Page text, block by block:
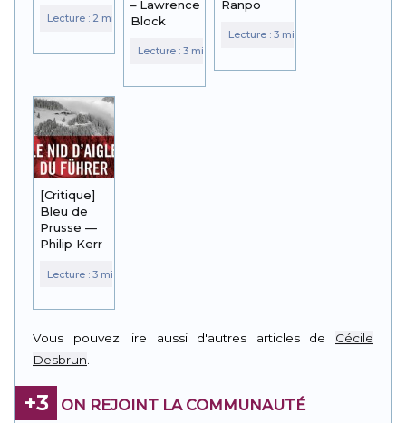
– Lawrence
Block
Ranpo
[Critique]
Bleu de
Prusse —
Philip Kerr
Vous pouvez lire aussi d'autres articles de Cécile
Desbrun
+3 ON REJOINT LA COMMUNAUTÉ